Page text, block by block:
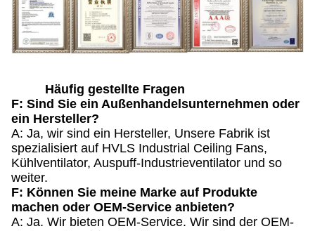
Häufig gestellte Fragen
F: Sind Sie ein Außenhandelsunternehmen oder
ein Hersteller?
A: Ja, wir sind ein Hersteller, Unsere Fabrik ist
spezialisiert auf HVLS Industrial Ceiling Fans,
Kühlventilator, Auspuff-Industrieventilator und so
weiter.
F: Können Sie meine Marke auf Produkte
machen oder OEM-Service anbieten?
A: Ja. Wir bieten OEM-Service. Wir sind der OEM-